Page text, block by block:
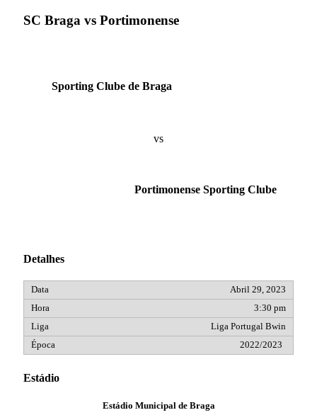
SC Braga vs Portimonense
Sporting Clube de Braga
vs
Portimonense Sporting Clube
Detalhes
Abril 29, 2023
3:30 pm
Liga Portugal Bwin
2022/2023
Estádio
Estádio Municipal de Braga